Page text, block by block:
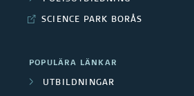
SCIENCE PARK BORÅS
POPULÄRA LÄNKAR
UTBILDNINGAR